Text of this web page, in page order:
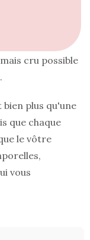
colorées
cru possible
plus qu'une
que chaque
le vôtre
vous